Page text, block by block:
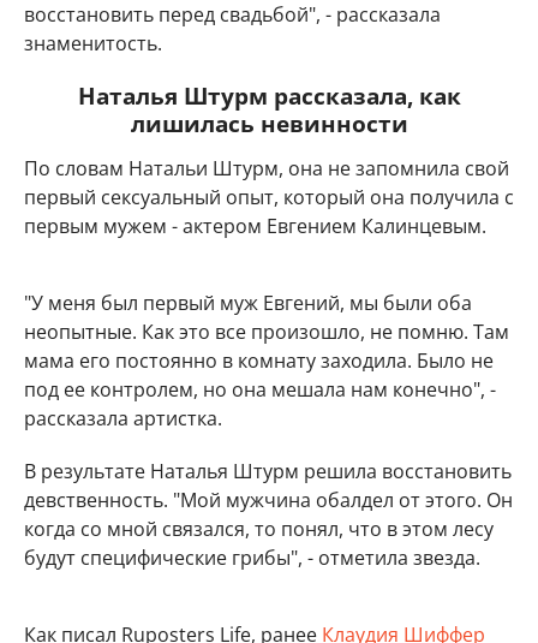
восстановить перед свадьбой", - рассказала
знаменитость.
Наталья Штурм рассказала, как
лишилась невинности
По словам Натальи Штурм, она не запомнила свой
первый сексуальный опыт, который она получила с
первым мужем - актером Евгением Калинцевым.
"У меня был первый муж Евгений, мы были оба
неопытные. Как это все произошло, не помню. Там
мама его постоянно в комнату заходила. Было не
под ее контролем, но она мешала нам конечно", -
рассказала артистка.
В результате Наталья Штурм решила восстановить
девственность. "Мой мужчина обалдел от этого. Он
когда со мной связался, то понял, что в этом лесу
будут специфические грибы", - отметила звезда.
Как писал Ruposters Life, ранее Клаудия Шиффер